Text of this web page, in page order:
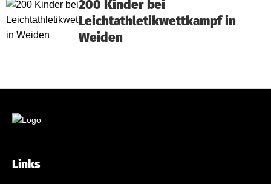
200 Kinder bei
Leichtathletikwettkampf in
Weiden
Links